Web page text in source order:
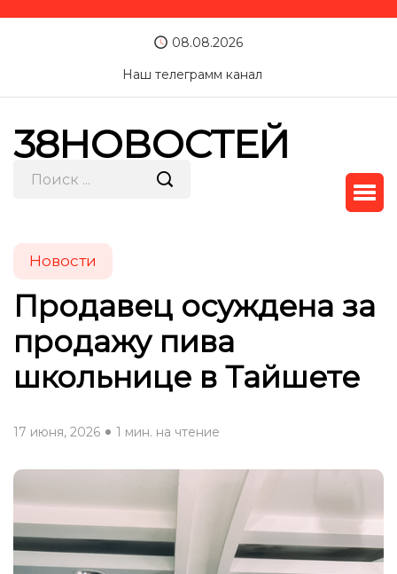
08.08.2026
Наш телеграмм канал
38НОВОСТЕЙ
Новости
Продавец осуждена за
продажу пива
школьнице в Тайшете
17 июня, 2026 1 мин. на чтение